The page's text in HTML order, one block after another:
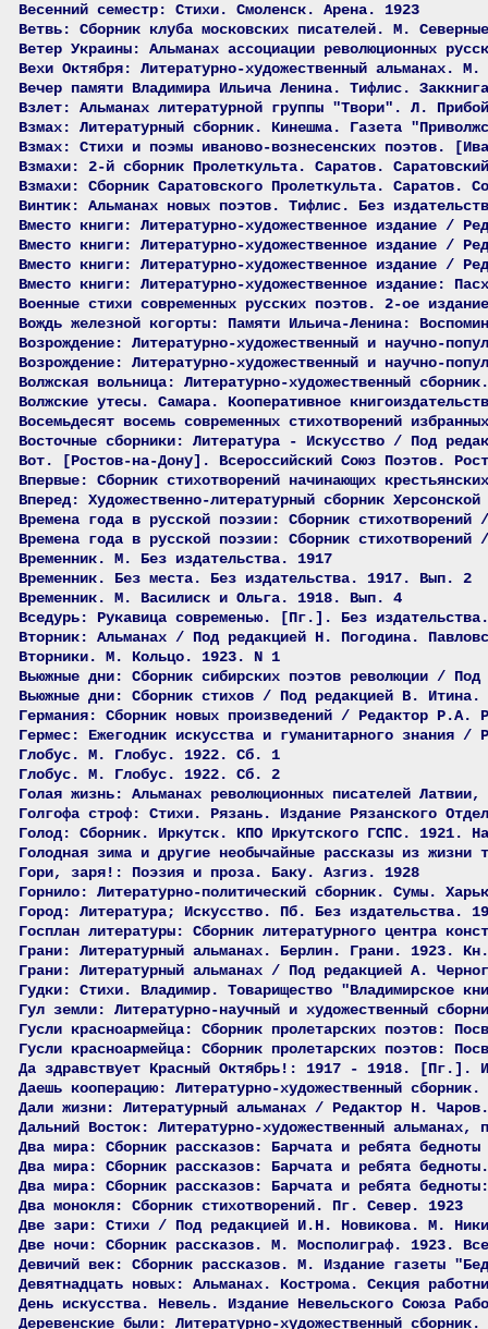
Весенний семестр: Стихи. Смоленск. Арена. 1923
Ветвь: Сборник клуба московских писателей. М.
Ветер Украины: Альманах ассоциации революционных
Вехи Октября: Литературно-художественный альманах.
Вечер памяти Владимира Ильича Ленина. Тифлис.
Взлет: Альманах литературной группы "Твори". Л.
Взмах: Литературный сборник. Кинешма. Газета
Взмах: Стихи и поэмы иваново-вознесенских поэтов.
Взмахи: 2-й сборник Пролеткульта. Саратов.
Взмахи: Сборник Саратовского Пролеткульта. Саратов.
Винтик: Альманах новых поэтов. Тифлис. Без
Вместо книги: Литературно-художественное издание /
Вместо книги: Литературно-художественное издание /
Вместо книги: Литературно-художественное издание /
Вместо книги: Литературно-художественное издание:
Военные стихи современных русских поэтов. 2-ое
Вождь железной когорты: Памяти Ильича-Ленина:
Возрождение: Литературно-художественный и научно-
Возрождение: Литературно-художественный и научно-
Волжская вольница: Литературно-художественный
Волжские утесы. Самара. Кооперативное
Восемьдесят восемь современных стихотворений
Восточные сборники: Литература - Искусство / Под
Вот. [Ростов-на-Дону]. Всероссийский Союз Поэтов.
Впервые: Сборник стихотворений начинающих
Вперед: Художественно-литературный сборник
Времена года в русской поэзии: Сборник
Времена года в русской поэзии: Сборник
Временник. М. Без издательства. 1917
Временник. Без места. Без издательства. 1917. Вып. 2
Временник. М. Василиск и Ольга. 1918. Вып. 4
Вседурь: Рукавица современью. [Пг.]. Без
Вторник: Альманах / Под редакцией Н. Погодина.
Вторники. М. Кольцо. 1923. N 1
Вьюжные дни: Сборник сибирских поэтов революции /
Вьюжные дни: Сборник стихов / Под редакцией В.
Германия: Сборник новых произведений / Редактор
Гермес: Ежегодник искусства и гуманитарного
Глобус. М. Глобус. 1922. Сб. 1
Глобус. М. Глобус. 1922. Сб. 2
Голая жизнь: Альманах революционных писателей
Голгофа строф: Стихи. Рязань. Издание Рязанского
Голод: Сборник. Иркутск. КПО Иркутского ГСПС. 1921.
Голодная зима и другие необычайные рассказы из
Гори, заря!: Поэзия и проза. Баку. Азгиз. 1928
Горнило: Литературно-политический сборник. Сумы.
Город: Литература; Искусство. Пб. Без издательства.
Госплан литературы: Сборник литературного центра
Грани: Литературный альманах. Берлин. Грани. 1923.
Грани: Литературный альманах / Под редакцией А.
Гудки: Стихи. Владимир. Товарищество "Владимирское
Гул земли: Литературно-научный и художественный
Гусли красноармейца: Сборник пролетарских поэтов:
Гусли красноармейца: Сборник пролетарских поэтов:
Да здравствует Красный Октябрь!: 1917 - 1918. [Пг.].
Даешь кооперацию: Литературно-художественный
Дали жизни: Литературный альманах / Редактор Н.
Дальний Восток: Литературно-художественный
Два мира: Сборник рассказов: Барчата и ребята
Два мира: Сборник рассказов: Барчата и ребята
Два мира: Сборник рассказов: Барчата и ребята
Два монокля: Сборник стихотворений. Пг. Север. 1923
Две зари: Стихи / Под редакцией И.Н. Новикова. М.
Две ночи: Сборник рассказов. М. Мосполиграф. 1923.
Девичий век: Сборник рассказов. М. Издание газеты
Девятнадцать новых: Альманах. Кострома. Секция
День искусства. Невель. Издание Невельского Союза
Деревенские были: Литературно-художественный